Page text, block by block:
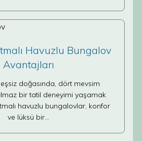
Havuzlu Bungalov
Avantajları
eşsiz doğasında, dört mevsim
bir tatil deneyimi yaşamak
havuzlu bungalovlar, konfor
ve lüksü bir…